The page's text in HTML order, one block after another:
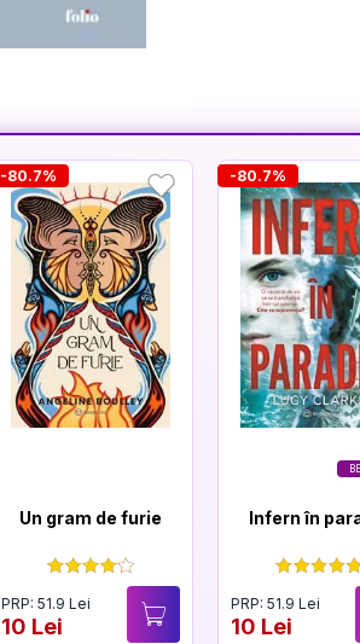
-80.7%
Un gram de furie
PRP: 51.9 Lei
10 Lei
-80.7%
Infern în
PRP: 51.9 Lei
10 Lei